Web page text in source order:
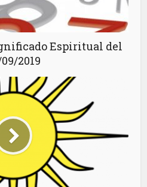
Espiritual del
2019